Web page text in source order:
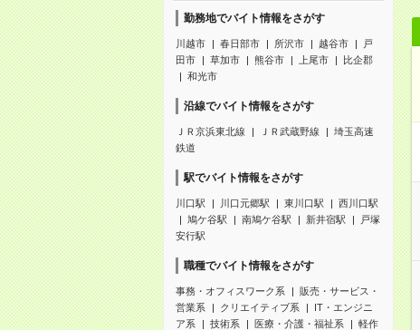
勤務地でバイト情報をさがす
川越市 春日部市 所沢市 越谷市
戸
田市
草加市 熊谷市 上尾市
比企郡
和光市
沿線でバイト情報をさがす
ＪＲ京浜東北線 ＪＲ武蔵野線
埼玉高速
鉄道
駅でバイト情報をさがす
川口駅 川口元郷駅 東川口駅
西川口駅
鳩ケ谷駅
南鳩ケ谷駅 新井宿駅
戸塚
安行駅
職種でバイト情報をさがす
事務・オフィスワーク系
販売・サービス・
営業系
クリエイティブ系
IT・エンジニ
ア系
技術系 医療・介護・福祉系
軽作